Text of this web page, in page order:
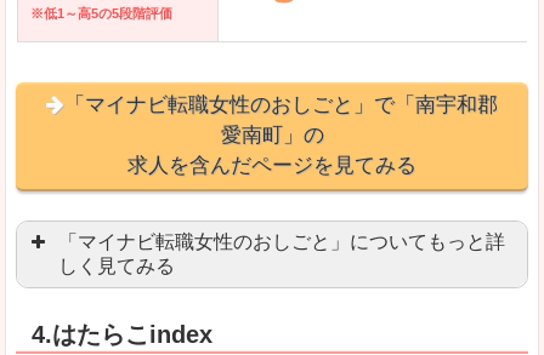
※低1～高5の5段階評価
「マイナビ転職女性のおしごと」で「南宇和郡
愛南町」の
求人を含んだページを見てみる
「マイナビ転職女性のおしごと」についてもっと詳
しく見てみる
4.はたらこindex